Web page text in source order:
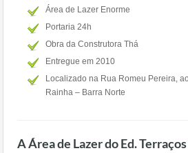
Área de Lazer Enorme
Portaria 24h
Obra da Construtora Thá
Entregue em 2010
Localizado na Rua Romeu Pereira,
Rainha – Barra Norte
A Área de Lazer do Ed.